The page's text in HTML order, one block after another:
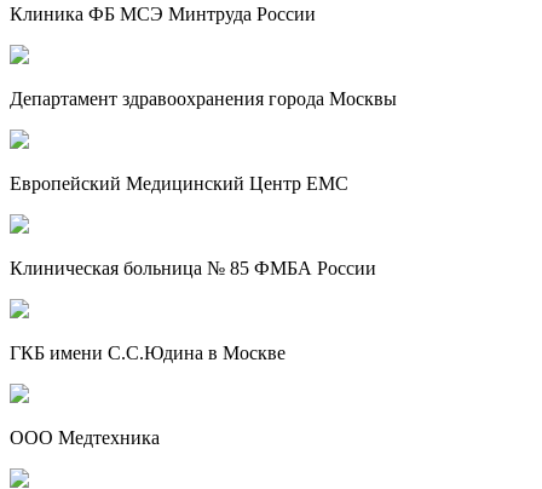
Клиника ФБ МСЭ Минтруда России
Департамент здравоохранения города Москвы
Европейский Медицинский Центр EMC
Клиническая больница № 85 ФМБА России
ГКБ имени С.С.Юдина в Москве
ООО Медтехника